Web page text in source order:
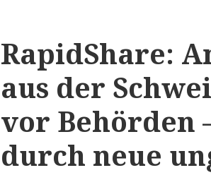
RapidShare:
aus der
vor Behörden
durch neue